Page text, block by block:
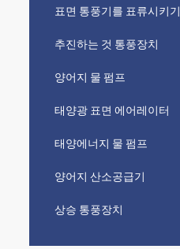
표면 통풍기를 표류시키기
추진하는 것 통풍장치
양어지 물 펌프
태양광 표면 에어레이터
태양에너지 물 펌프
양어지 산소공급기
상승 통풍장치